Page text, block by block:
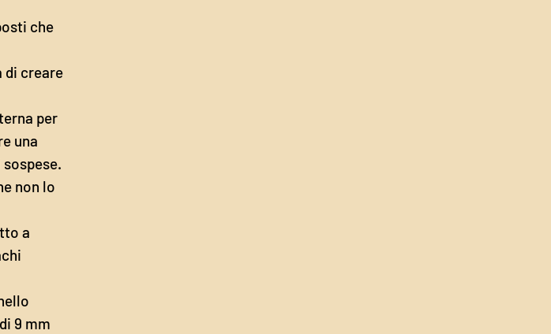
che
di creare
per
una
non lo
a
9 mm